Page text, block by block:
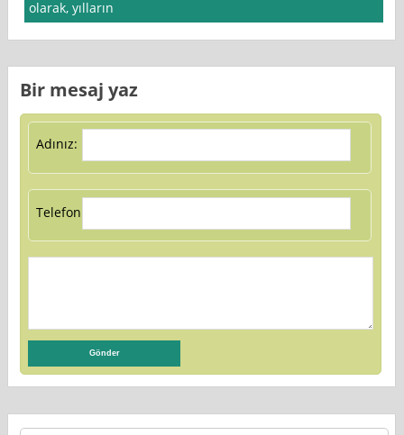
olarak, yılların
Bir mesaj yaz
Adınız:
Telefon: